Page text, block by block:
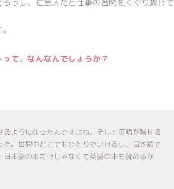
うし、社会人だと仕事の合間をくぐり抜けて
て、なんなんでしょうか？
ようになったんですよね。そして英語が話せる
。世界中どこでもひとりでいけるし、日本語で
本語の本だけじゃなくて英語の本も読めるか